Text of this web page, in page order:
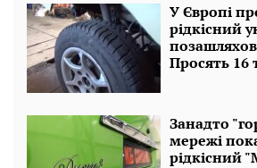
У Європі
рідкісний
Просять 16
Занадто
мережі
рідкісний